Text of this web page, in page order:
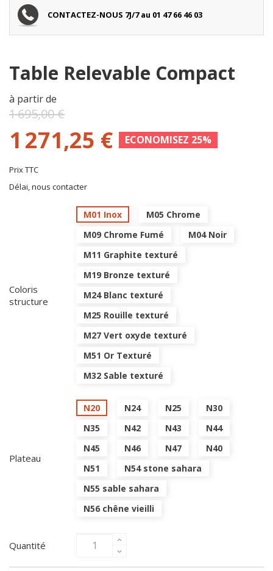
CONTACTEZ-NOUS 7J/7 au 01 47 66 46 03
Table Relevable Compact
à partir de
1 695,00 €
1 271,25 € ECONOMISEZ 25%
Prix TTC
Délai, nous contacter
Coloris
structure
M01 Inox
M05 Chrome
M09 Chrome Fumé
M04 Noir
M11 Graphite texturé
M19 Bronze texturé
M24 Blanc texturé
M25 Rouille texturé
M27 Vert oxyde texturé
M51 Or Texturé
M32 Sable texturé
Plateau
N20 N24 N25
N30
N35
N42 N43
N44
N45
N46 N47
N40
N51
N54 stone sahara
N55 sable sahara
N56 chêne vieilli
Quantité